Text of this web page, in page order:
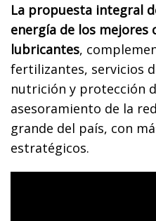
La propuesta integral
energía de los mejores
lubricantes,
fertilizantes, servicios
nutrición y protección
asesoramiento de la
grande del país, con
estratégicos.